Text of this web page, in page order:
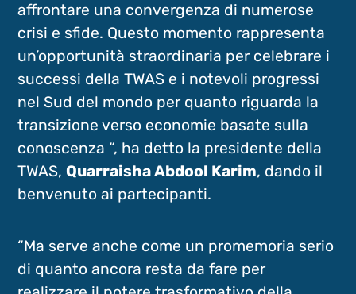
affrontare una convergenza di numerose
crisi e sfide. Questo momento rappresenta
un’opportunità straordinaria per celebrare i
successi della TWAS e i notevoli progressi
nel Sud del mondo per quanto riguarda la
transizione verso economie basate sulla
conoscenza “, ha detto la presidente della
TWAS, Quarraisha Abdool Karim, dando il
benvenuto ai partecipanti.
“Ma serve anche come un promemoria serio
di quanto ancora resta da fare per